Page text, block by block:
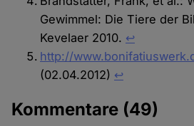
Gewimmel: Die Tiere der
Kevelaer 2010. ↩︎
http://
(02.04.2012) ↩︎
Kommentare (49)